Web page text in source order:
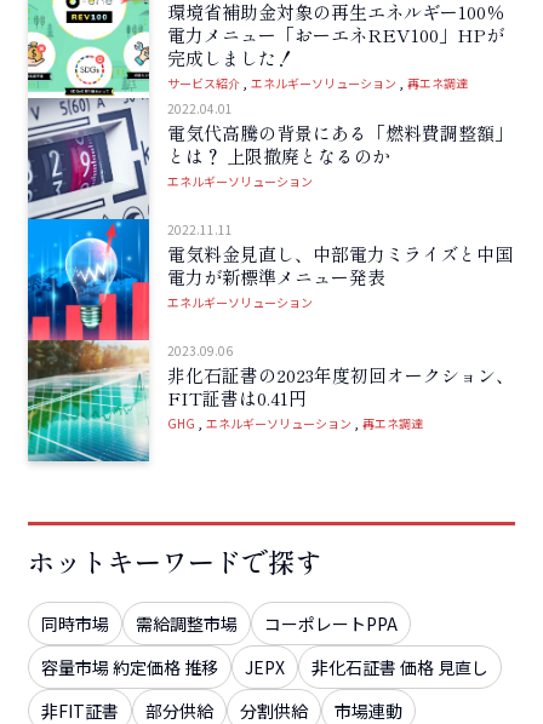
環境省補助金対象の再生エネルギー100％
電力メニュー「おーエネREV100」HPが
完成しました！
サービス紹介 エネルギーソリューション
再エネ調達
2022.04.01
電気代高騰の背景にある「燃料費調整額」
とは？ 上限撤廃となるのか
エネルギーソリューション
2022.11.11
電気料金見直し、中部電力ミライズと中国
電力が新標準メニュー発表
エネルギーソリューション
2023.09.06
非化石証書の2023年度初回オークション、
FIT証書は0.41円
GHG エネルギーソリューション 再エネ調達
ホットキーワードで探す
同時市場 需給調整市場
コーポレートPPA
容量市場 約定価格 推移
JEPX
非化石証書 価格 見直し
非FIT証書
部分供給 分割供給
市場連動